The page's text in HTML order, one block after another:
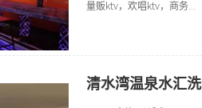
量贩ktv，欢唱ktv，商务...
清水湾温泉水汇